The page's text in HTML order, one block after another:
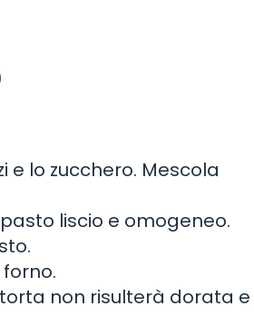
e lo zucchero. Mescola
liscio e omogeneo.
non risulterà dorata e